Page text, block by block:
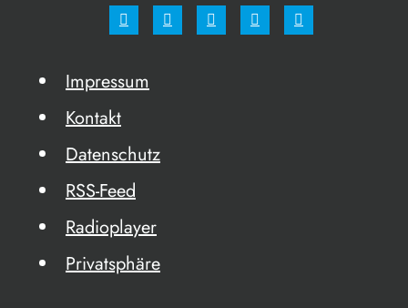
Impressum
Kontakt
Datenschutz
RSS-Feed
Radioplayer
Privatsphäre